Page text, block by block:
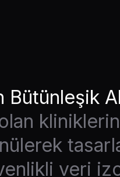
Bütünleşik
veri